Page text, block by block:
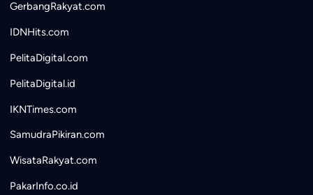
GerbangRakyat.com
IDNHits.com
PelitaDigital.com
PelitaDigital.id
IKNTimes.com
SamudraPikiran.com
WisataRakyat.com
PakarInfo.co.id